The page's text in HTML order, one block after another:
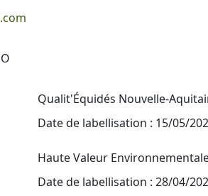
Qualit'Équidés Nouvelle-
Date de labellisation : 15/05/
Haute Valeur
Date de labellisation : 28/04/